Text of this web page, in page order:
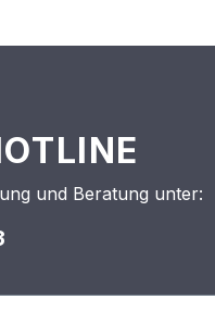
und Beratung unter: